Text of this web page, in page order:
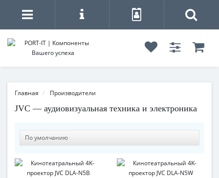
Главная Производители
JVC — аудиовизуальная техника и электроника